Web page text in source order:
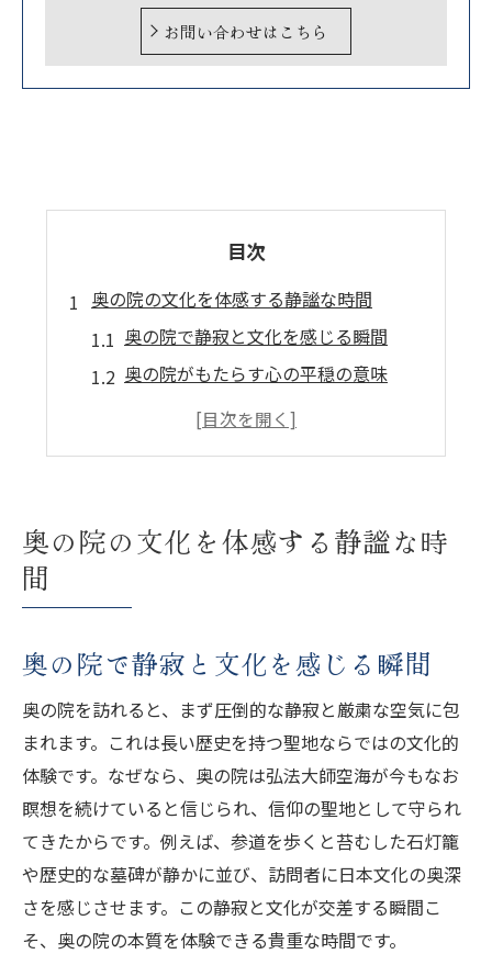
お問い合わせはこちら
目次
奥の院の文化を体感する静謐な時間
奥の院で静寂と文化を感じる瞬間
奥の院がもたらす心の平穏の意味
奥の院の空気感と精神文化の融合
精神文化の核心に触れる奥の院の魅力
精神文化を支える奥の院の歴史的役割
奥の院の文化が心に響く理由を探る
奥の院に息づく仏教の精神を感じて
奥の院はなぜ精神文化の象徴なのか
参拝マナーを守って奥の院を巡る方法
奥の院参拝で大切な基本マナー解説
奥の院で守るべき作法とマナーの意味
奥の院参拝時の注意点と心構え
奥の院の文化を体感する静謐な時
間
奥の院で静寂と文化を感じる瞬間
奥の院を訪れると、まず圧倒的な静寂と厳粛な空気に包
まれます。これは長い歴史を持つ聖地ならではの文化的
体験です。なぜなら、奥の院は弘法大師空海が今もなお
瞑想を続けていると信じられ、信仰の聖地として守られ
てきたからです。例えば、参道を歩くと苔むした石灯籠
や歴史的な墓碑が静かに並び、訪問者に日本文化の奥深
さを感じさせます。この静寂と文化が交差する瞬間こ
そ、奥の院の本質を体験できる貴重な時間です。